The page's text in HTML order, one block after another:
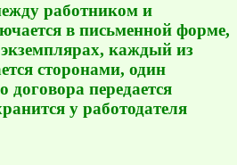
работником и
в письменной форме,
экземплярах, каждый из
сторонами, один
договора передается
у работодателя